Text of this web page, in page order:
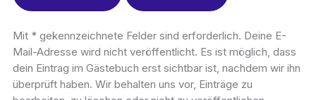
Mit * gekennzeichnete Felder sind erforderlich. Deine E-
Mail-Adresse wird nicht veröffentlicht. Es ist möglich, dass
dein Eintrag im Gästebuch erst sichtbar ist, nachdem wir ihn
überprüft haben. Wir behalten uns vor, Einträge zu